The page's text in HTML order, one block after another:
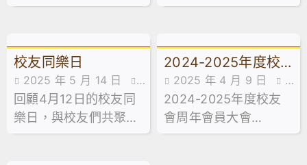
期六）在母校舉行，追
當日約 50 位師長及校
友出席，在安靜莊重的
氛圍中，送別這位昔日
的同窗。
於2026年3月12日於網
校友同樂日
2025 年 5 月 14 日
活動花絮
回顧4月12日的校友同
樂日，與校友們共聚一
堂，讓我們的回憶更加
2024-2025年度校
友會周年會員大會
(Zoom Link)
2025 年 4 月 9 日
友會消息
2024-2025年度校友
會周年會員大會
(Zoom Link)